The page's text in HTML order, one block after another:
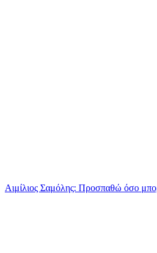
Αιμίλιος Σαμόλης: Προσπαθώ όσο